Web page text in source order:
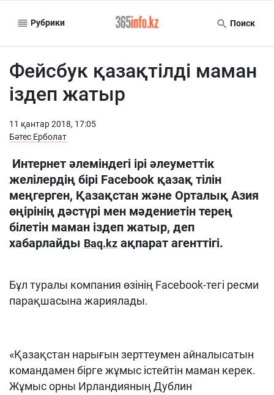
Рубрики Поиск
Фейсбук қазақтілді маман
іздеп жатыр
11 қантар 2018, 17:05
Бәтес Ерболат
Интернет әлеміндегі ірі әлеуметтік
желілердің бірі Facebook қазақ тілін
меңгерген, Қазақстан және Орталық Азия
өңірінің дәстүрі мен мәдениетін терең
білетін маман іздеп жатыр, деп
хабарлайды Вaq.kz ақпарат агенттігі.
Бұл туралы компания өзінің Facebook-тегі ресми
парақшасына жариялады.
«Қазақстан нарығын зерттеумен айналысатын
командамен бірге жұмыс істейтін маман керек.
Жұмыс орны Ирландияның Дублин